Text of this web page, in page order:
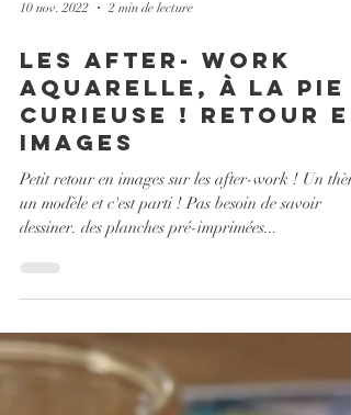
10 nov. 2022 2 min de lecture
les after- work
Curieuse ! retour
images
Petit retour en images sur les after-work ! Un
un modèle et c'est parti ! Pas besoin de savoir
dessiner. des planches pré-imprimées...